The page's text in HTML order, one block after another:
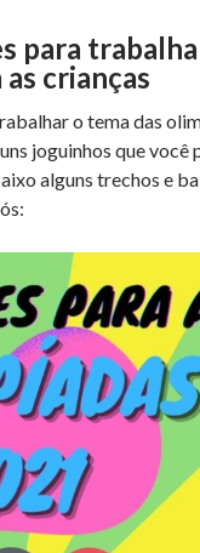
para
crianças
o tema das
joguinhos que você
alguns trechos e